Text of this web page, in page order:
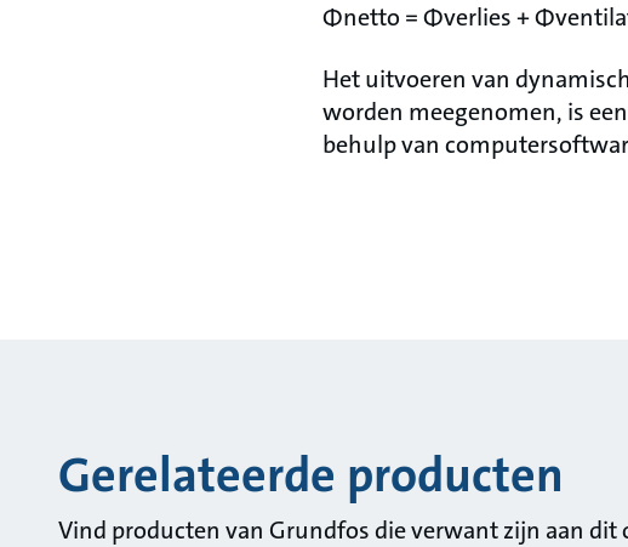
Φnetto = Φverlies +
Het uitvoeren van
worden meegenomen, is
behulp van
Gerelateerde producten
Vind producten van Grundfos die verwant zijn aan dit